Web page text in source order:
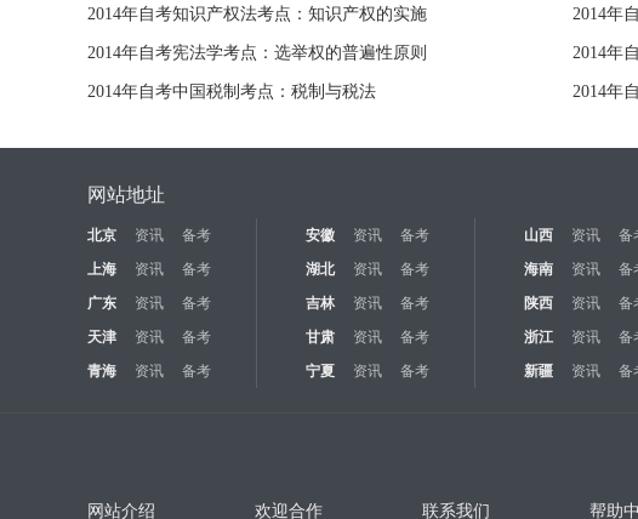
2014年自考知识产权法考点：知识产权的实施 2014年
2014年自考宪法学考点：选举权的普遍性原则 2014年
2014年自考中国税制考点：税制与税法 2014年
网站地址
北京 资讯 备考 安徽 资讯 备考 山西 资讯 备
上海
资讯 备考 湖北 资讯 备考 海南 资讯 备
广东
资讯 备考 吉林 资讯 备考 陕西 资讯 备
天津
资讯 备考 甘肃 资讯 备考 浙江 资讯 备
青海
资讯 备考 宁夏 资讯 备考 新疆 资讯 备
网站介绍 欢迎合作 联系我们 帮助